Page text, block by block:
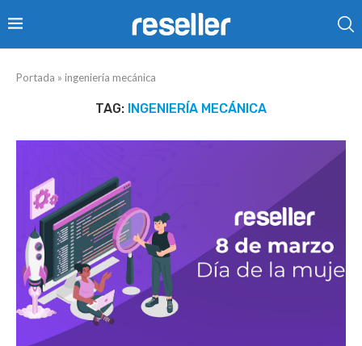
Portada » ingeniería mecánica
TAG: INGENIERÍA MECÁNICA